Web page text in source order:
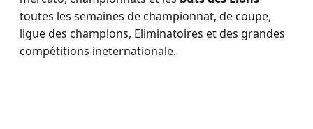
toutes les semaines de championnat, de coupe,
ligue des champions, Eliminatoires et des grandes
compétitions ineternationale.